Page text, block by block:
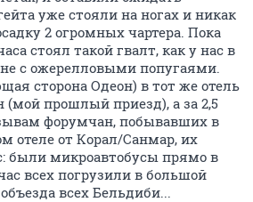
уже стояли на ногах и никак
2 огромных чартера. Пока
стоял такой гвалт, как у нас в
с ожерелловыми попугаями.
сторона Одеон) в тот же отель
(мой прошлый приезд), а за 2,5
форумчан, побывавших в
отеле от Корал/Санмар, их
были микроавтобусы прямо в
всех погрузили в большой
всех Бельдиби...